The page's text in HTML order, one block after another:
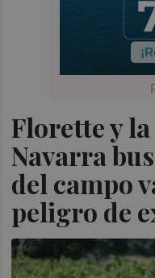
Florette y
Navarra
del campo
peligro de